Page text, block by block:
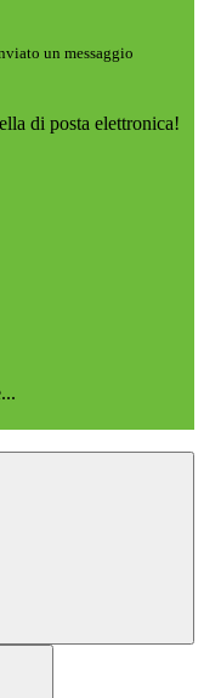
un messaggio
di posta elettronica!